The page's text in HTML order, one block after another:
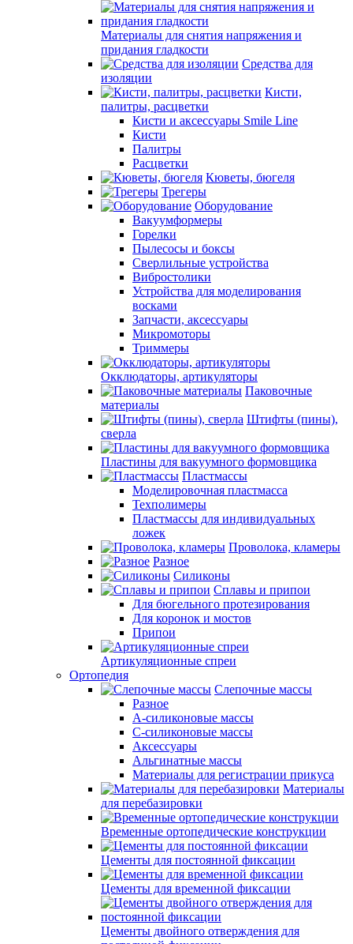
Материалы для снятия напряжения и
придания гладкости
Средства для
изоляции
Кисти,
палитры, расцветки
Кисти и аксессуары Smile Line
Кисти
Палитры
Расцветки
Кюветы, бюгеля
Трегеры
Оборудование
Вакуумформеры
Горелки
Пылесосы и боксы
Сверлильные устройства
Вибростолики
Устройства для моделирования
восками
Запчасти, аксессуары
Микромоторы
Триммеры
Окклюдаторы, артикуляторы
Паковочные
материалы
Штифты (пины),
сверла
Пластины для вакуумного формовщика
Пластмассы
Моделировочная пластмасса
Техполимеры
Пластмассы для индивидуальных
ложек
Проволока, кламеры
Разное
Силиконы
Сплавы и припои
Для бюгельного протезирования
Для коронок и мостов
Припои
Артикуляционные спреи
Ортопедия
Слепочные массы
Разное
А-силиконовые массы
С-силиконовые массы
Аксессуары
Альгинатные массы
Материалы для регистрации прикуса
Материалы
для перебазировки
Временные ортопедические конструкции
Цементы для постоянной фиксации
Цементы для временной фиксации
Цементы двойного отверждения для